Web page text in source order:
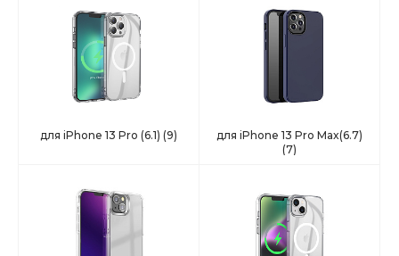
для iPhone 13 Pro (6.1) (9)
для iPhone 13 Pro Max(6.7)
(7)